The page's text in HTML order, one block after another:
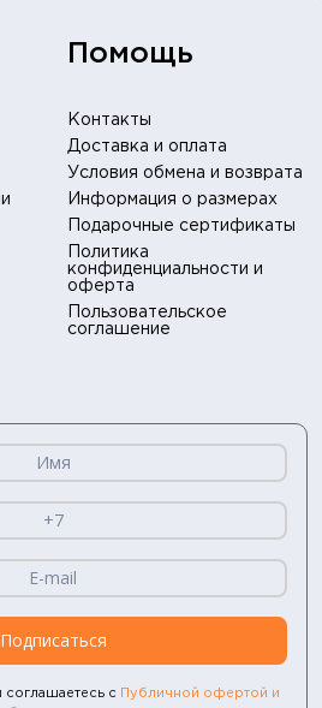
Помощь
Контакты
Доставка и оплата
Условия обмена и возврата
Информация о размерах
Подарочные сертификаты
Политика
конфиденциальности и
оферта
Пользовательское
соглашение
Подписаться
с
Публичной офертой и